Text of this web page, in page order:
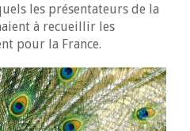
les présentateurs de la
à recueillir les
pour la France.